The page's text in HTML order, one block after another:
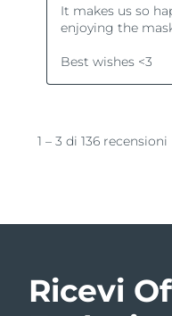
Ricevi